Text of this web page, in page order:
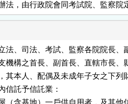
法，由行政院會同考試院、監察院
法、司法、考試、監察各院院長、
機構之首長、副首長、直轄市長、
其本人、配偶及未成年子女之下列
信託予信託業：